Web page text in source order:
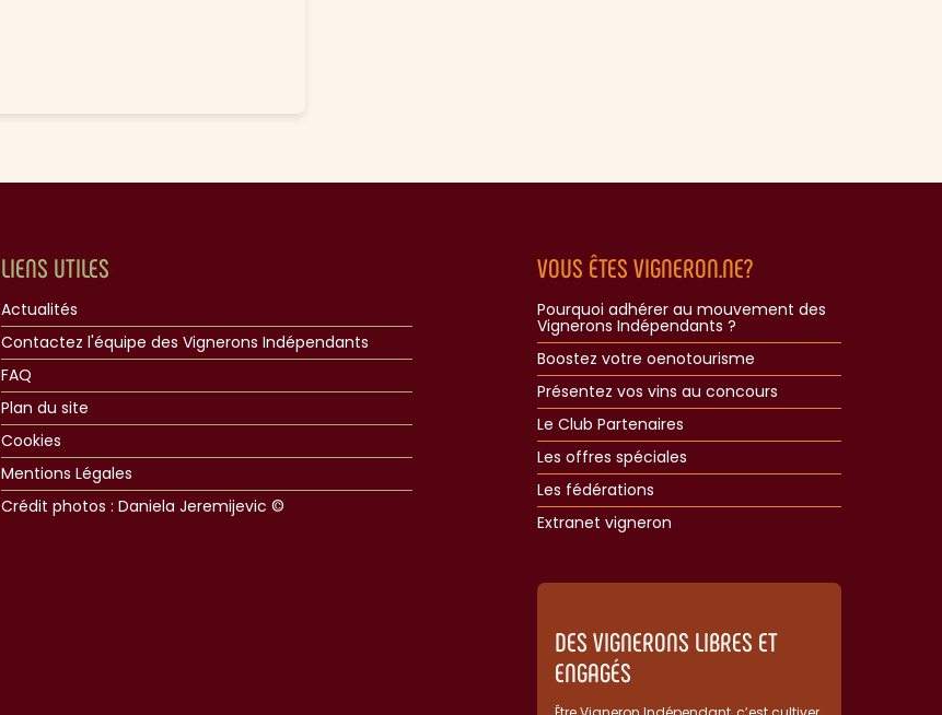
LIENS UTILES
Actualités
Contactez l'équipe des Vignerons Indépendants
FAQ
Plan du site
Cookies
Mentions Légales
Crédit photos : Daniela Jeremijevic ©​
VOUS ÊTES VIGNERON.NE?
Pourquoi adhérer au mouvement des
Vignerons Indépendants ?
Boostez votre oenotourisme
Présentez vos vins au concours
Le Club Partenaires
Les offres spéciales
Les fédérations
Extranet vigneron​
DES VIGNERONS LIBRES ET
ENGAGÉS